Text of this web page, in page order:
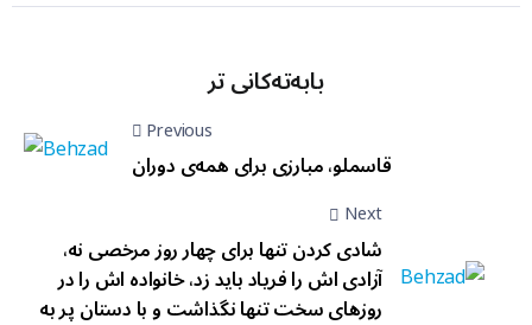
بابەتەکانی تر
Previous
قاسملو، مبارزی برای همه‌ی دوران
Next
شادی کردن تنها برای چهار روز مرخصی نه،
آزادی اش را فریاد باید زد، خانواده اش را در
روزهای سخت تنها نگذاشت و با دستان پر به